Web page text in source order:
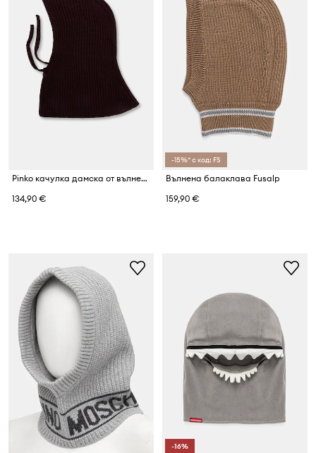
Pinko качулка дамска от вълнена материя
134,90 €
-15%* с код: FS
Вълнена балаклава Fusalp
159,90 €
-16%